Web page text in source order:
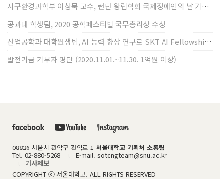
지구환경과학부 이상묵 교수, 런던 왕립학회 국제장애인의 날 기념 “전 세계 장애가 있는 과학자”에 소개
공과대 학생팀, 2020 공학페스티벌 국무총리상 수상
산업공학과 대학원생팀, AI 능력 향상 연구로 SKT AI Fellowship 2기 최우수팀 선정
발전기금 기부자 명단 (2020.11.01.~11.30. 1억원 이상)
08826 서울시 관악구 관악로 1 서울대학교 기획처 소통팀
Tel. 02-880-5268
l E-mail. sotongteam@snu.ac.kr
l
기사제보
COPYRIGHT ⓒ 서울대학교. ALL RIGHTS RESERVED